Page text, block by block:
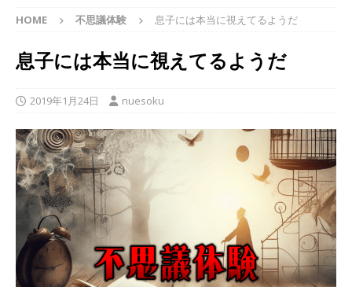
HOME 不思議体験 息子には本当に視えてるようだ
息子には本当に視えてるようだ
2019年1月24日 nuesoku